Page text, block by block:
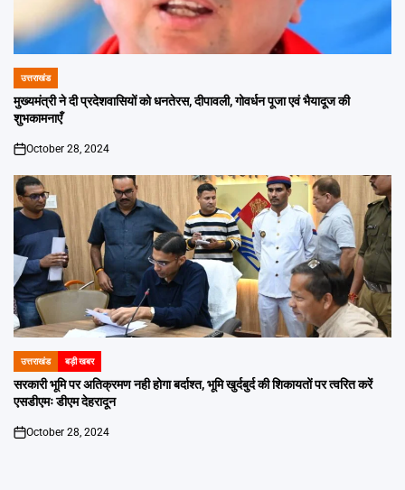
POSTED
IN
उत्तराखंड
मुख्यमंत्री ने दी प्रदेशवासियों को धनतेरस, दीपावली, गोवर्धन पूजा एवं भैयादूज की
शुभकामनाएँ
on
October 28, 2024
POSTED
IN
उत्तराखंड बड़ी खबर
सरकारी भूमि पर अतिक्रमण नही होगा बर्दाश्त, भूमि खुर्दबुर्द की शिकायतों पर त्वरित करें
एसडीएमः डीएम देहरादून
on
October 28, 2024